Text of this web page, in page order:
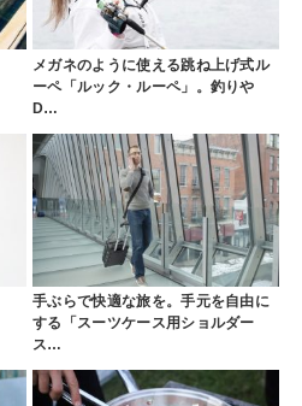
メガネのように使える跳ね上げ式ル
ーペ「ルック・ルーペ」。釣りや
D…
手ぶらで快適な旅を。手元を自由に
する「スーツケース用ショルダー
ス…